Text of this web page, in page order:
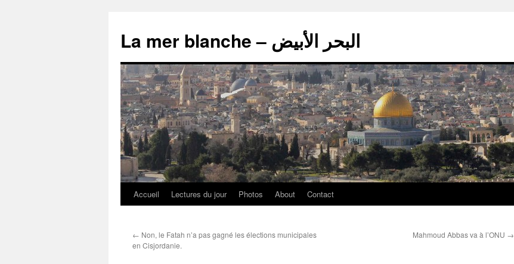
La mer blanche – البحر الأبيض
Accueil Lectures du jour Photos About Contact
← Non, le Fatah n’a pas gagné les élections municipales
en Cisjordanie.
Mahmoud Abbas va à l’ONU →